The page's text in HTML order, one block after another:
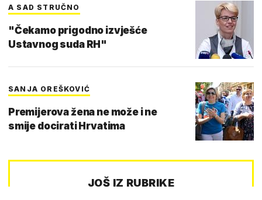
A SAD STRUČNO
"Čekamo prigodno izvješće
Ustavnog suda RH"
SANJA OREŠKOVIĆ
Premijerova žena ne može i ne
smije docirati Hrvatima
JOŠ IZ RUBRIKE